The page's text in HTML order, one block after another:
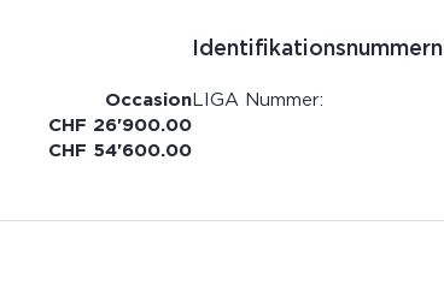
Occasion
CHF 26'900.00
CHF 54'600.00
Identifikationsnummern
LIGA Nummer: